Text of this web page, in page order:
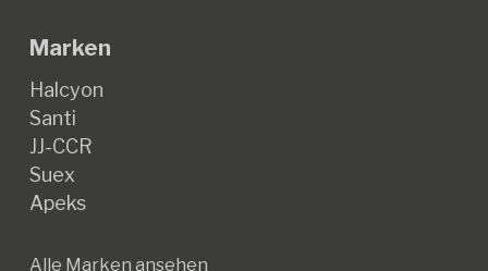
Marken
Halcyon
Santi
JJ-CCR
Suex
Apeks
Alle Marken ansehen